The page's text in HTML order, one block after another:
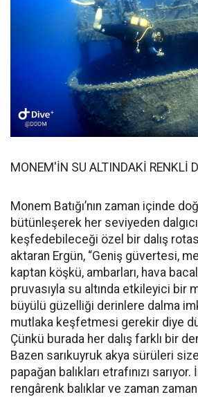
MONEM'İN SU ALTINDAKİ RENKLİ
Monem Batığı’nın zaman içinde
bütünleşerek her seviyeden
keşfedebileceği özel bir dalış
aktaran Ergün, “Geniş güvertesi,
kaptan köşkü, ambarları, hava
pruvasıyla su altında etkileyici bir
büyülü güzelliği derinlere dalma
mutlaka keşfetmesi gerekir diye
Çünkü burada her dalış farklı bir
Bazen sarıkuyruk akya sürüleri
papağan balıkları etrafınızı
rengârenk balıklar ve zaman zaman